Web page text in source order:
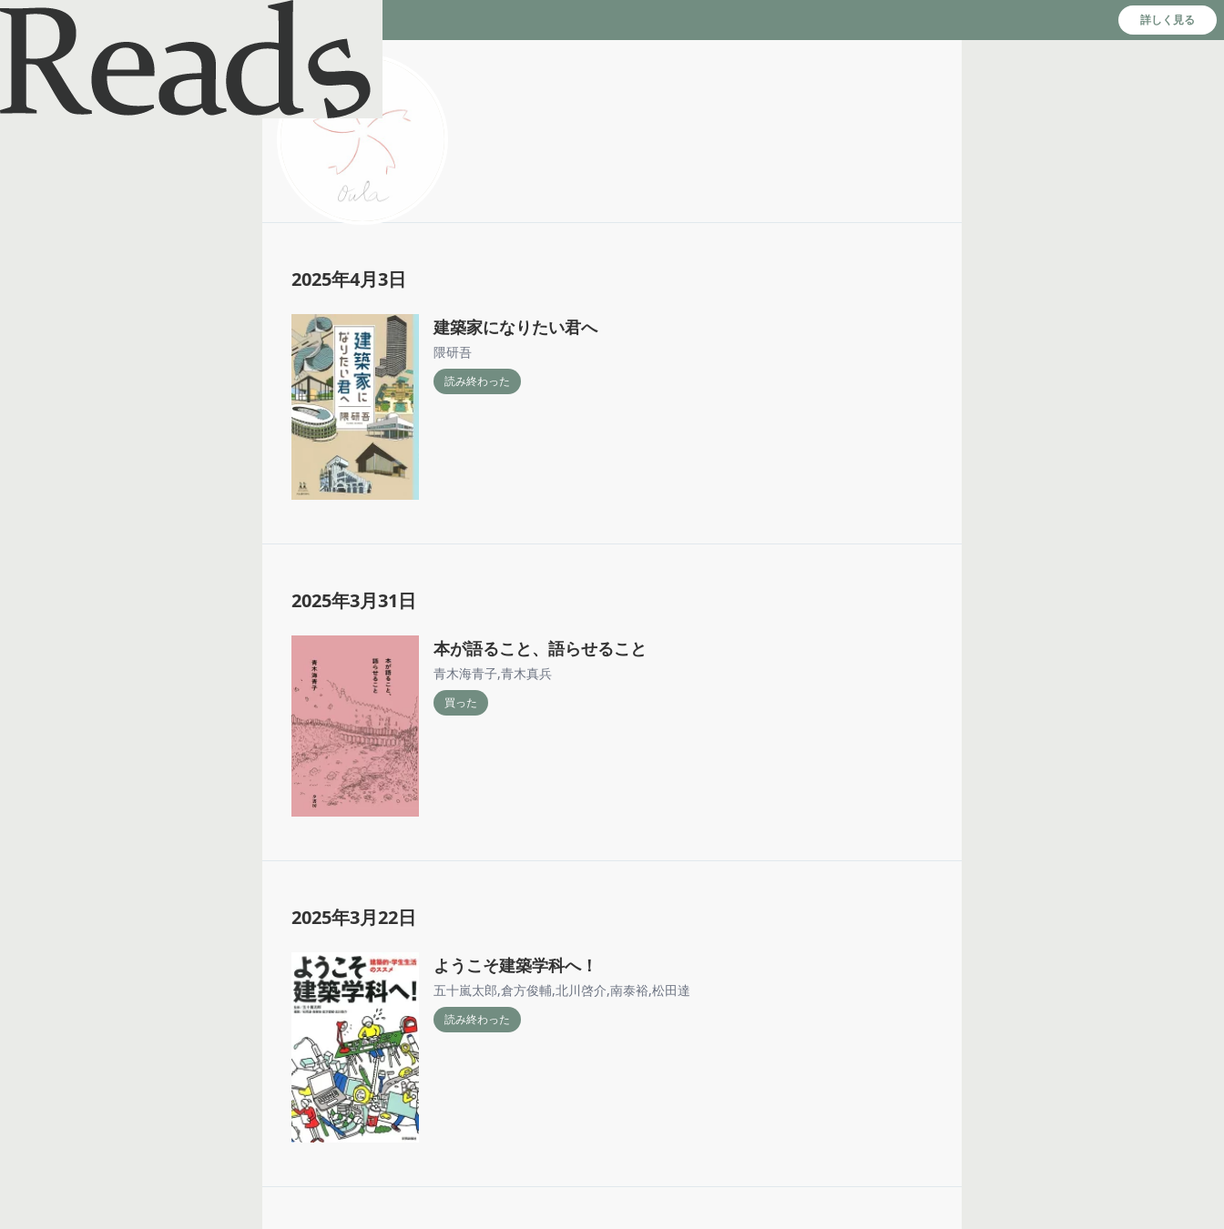
Reads - 読書のSNS＆記録アプリ 詳しく見る
Ouka
pageturner
2025年4月3日
建築家になりたい君へ
隈研吾
読み終わった
2025年3月31日
本が語ること、語らせること
青木海青子,青木真兵
買った
2025年3月22日
ようこそ建築学科へ！
五十嵐太郎,倉方俊輔,北川啓介,南泰裕,松田達
読み終わった